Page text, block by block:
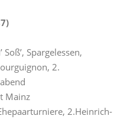
Soß’, Spargelessen,
2.
Mainz
2.Heinrich-